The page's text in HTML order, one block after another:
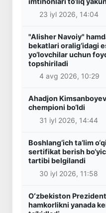
23 iyl 2026, 14:04
"Alisher Navoiy"
bekatlari oralig‘idagi
yo‘lovchilar uchun
topshiriladi
4 avg 2026, 10:29
Ahadjon
chempioni bo‘ldi
31 iyl 2026, 14:44
Boshlang‘ich ta’lim
sertifikat berish
tartibi belgilandi
30 iyl 2026, 11:58
Oʻzbekiston
hamkorlikni yanada